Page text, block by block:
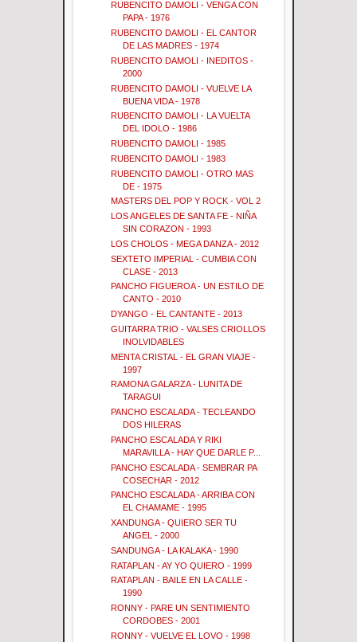
RUBENCITO DAMOLI - VENGA CON
PAPA - 1976
RUBENCITO DAMOLI - EL CANTOR
DE LAS MADRES - 1974
RUBENCITO DAMOLI - INEDITOS -
2000
RUBENCITO DAMOLI - VUELVE LA
BUENA VIDA - 1978
RUBENCITO DAMOLI - LA VUELTA
DEL IDOLO - 1986
RUBENCITO DAMOLI - 1985
RUBENCITO DAMOLI - 1983
RUBENCITO DAMOLI - OTRO MAS
DE - 1975
MASTERS DEL POP Y ROCK - VOL 2
LOS ANGELES DE SANTA FE - NIÑA
SIN CORAZON - 1993
LOS CHOLOS - MEGA DANZA - 2012
SEXTETO IMPERIAL - CUMBIA CON
CLASE - 2013
PANCHO FIGUEROA - UN ESTILO DE
CANTO - 2010
DYANGO - EL CANTANTE - 2013
GUITARRA TRIO - VALSES CRIOLLOS
INOLVIDABLES
MENTA CRISTAL - EL GRAN VIAJE -
1997
RAMONA GALARZA - LUNITA DE
TARAGUI
PANCHO ESCALADA - TECLEANDO
DOS HILERAS
PANCHO ESCALADA Y RIKI
MARAVILLA - HAY QUE DARLE P...
PANCHO ESCALADA - SEMBRAR PA
COSECHAR - 2012
PANCHO ESCALADA - ARRIBA CON
EL CHAMAME - 1995
XANDUNGA - QUIERO SER TU
ANGEL - 2000
SANDUNGA - LA KALAKA - 1990
RATAPLAN - AY YO QUIERO - 1999
RATAPLAN - BAILE EN LA CALLE -
1990
RONNY - PARE UN SENTIMIENTO
CORDOBES - 2001
RONNY - VUELVE EL LOVO - 1998